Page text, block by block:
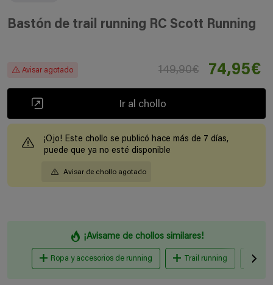
Bastón de trail running RC Scott Running
Avisar agotado 149,90€ 74,95€
Ir al chollo
¡Ojo! Este chollo se publicó hace más de 7 días,
puede que ya no esté disponible
Avisar de chollo agotado
¡Avisame de chollos similares!
Ropa y accesorios de running Trail running